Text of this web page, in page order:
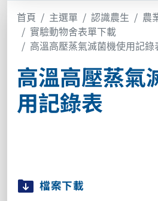
首頁 主選單 認識農生
農
實驗動物舍表單下載
高溫高壓蒸氣滅菌機使用記錄
高溫高壓蒸氣
用記錄表
檔案下載